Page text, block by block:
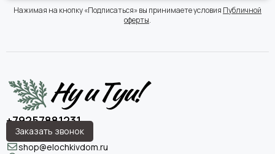
Нажимая на кнопку «Подписаться» вы принимаете условия Публичной
оферты.
+79257881231
Заказать звонок
shop@elochkivdom.ru